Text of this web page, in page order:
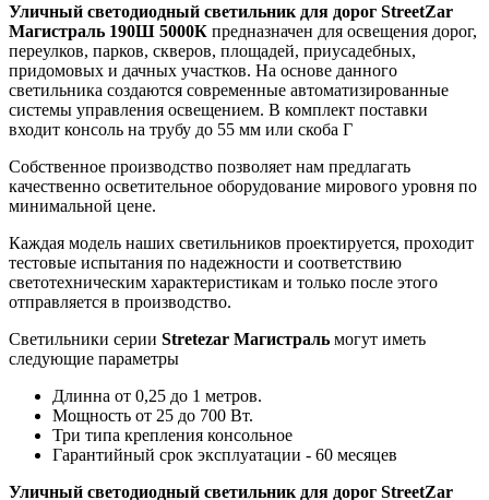
Уличный светодиодный светильник для дорог StreetZar
Магистраль 190Ш 5000К предназначен для освещения дорог,
переулков, парков, скверов, площадей, приусадебных,
придомовых и дачных участков. На основе данного
светильника создаются современные автоматизированные
системы управления освещением. В комплект поставки
входит консоль на трубу до 55 мм или скоба Г
Собственное производство позволяет нам предлагать
качественно осветительное оборудование мирового уровня по
минимальной цене.
Каждая модель наших светильников проектируется, проходит
тестовые испытания по надежности и соответствию
светотехническим характеристикам и только после этого
отправляется в производство.
Светильники серии Stretezar Магистраль могут иметь
следующие параметры
Длинна от 0,25 до 1 метров.
Мощность от 25 до 700 Вт.
Три типа крепления консольное
Гарантийный срок эксплуатации - 60 месяцев
Уличный светодиодный светильник для дорог StreetZar